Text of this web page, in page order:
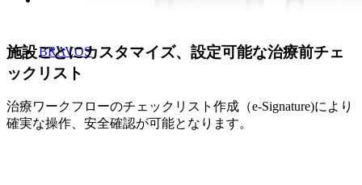
BRAVOS
施設ごとにカスタマイズ、設定可能な治療前チェ
ックリスト
治療ワークフローのチェックリスト作成（e-Signature)により
確実な操作、安全確認が可能となります。